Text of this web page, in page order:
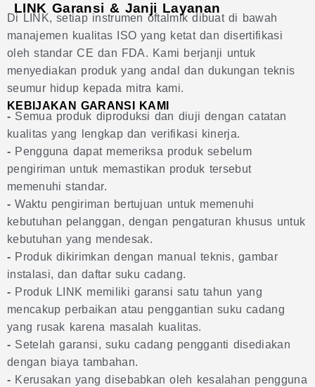
LINK Garansi & Janji Layanan
Di LINK, setiap instrumen oftalmik dibuat di bawah
manajemen kualitas ISO yang ketat dan disertifikasi
oleh standar CE dan FDA. Kami berjanji untuk
menyediakan produk yang andal dan dukungan teknis
seumur hidup kepada mitra kami.
KEBIJAKAN GARANSI KAMI
- Semua produk diproduksi dan diuji dengan catatan
kualitas yang lengkap dan verifikasi kinerja.
- Pengguna dapat memeriksa produk sebelum
pengiriman untuk memastikan produk tersebut
memenuhi standar.
-Waktu pengiriman bertujuan untuk memenuhi
kebutuhan pelanggan, dengan pengaturan khusus untuk
kebutuhan yang mendesak.
- Produk dikirimkan dengan manual teknis, gambar
instalasi, dan daftar suku cadang.
- Produk LINK memiliki garansi satu tahun yang
mencakup perbaikan atau penggantian suku cadang
yang rusak karena masalah kualitas.
- Setelah garansi, suku cadang pengganti disediakan
dengan biaya tambahan.
- Kerusakan yang disebabkan oleh kesalahan pengguna